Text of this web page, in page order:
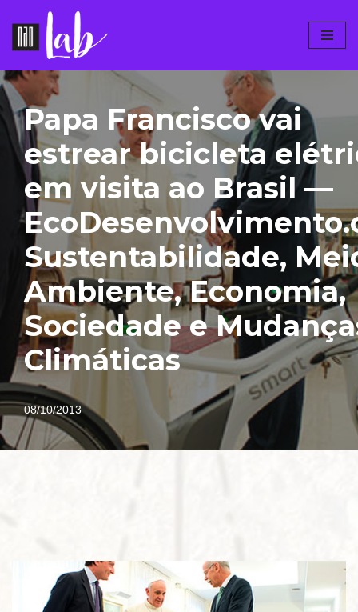
Pular
o
conteúdo
Papa Francisco vai
estrear bicicleta
em visita ao Brasil —
Sustentabilidade,
Ambiente, Economia,
Sociedade e
Climáticas
08/10/2013